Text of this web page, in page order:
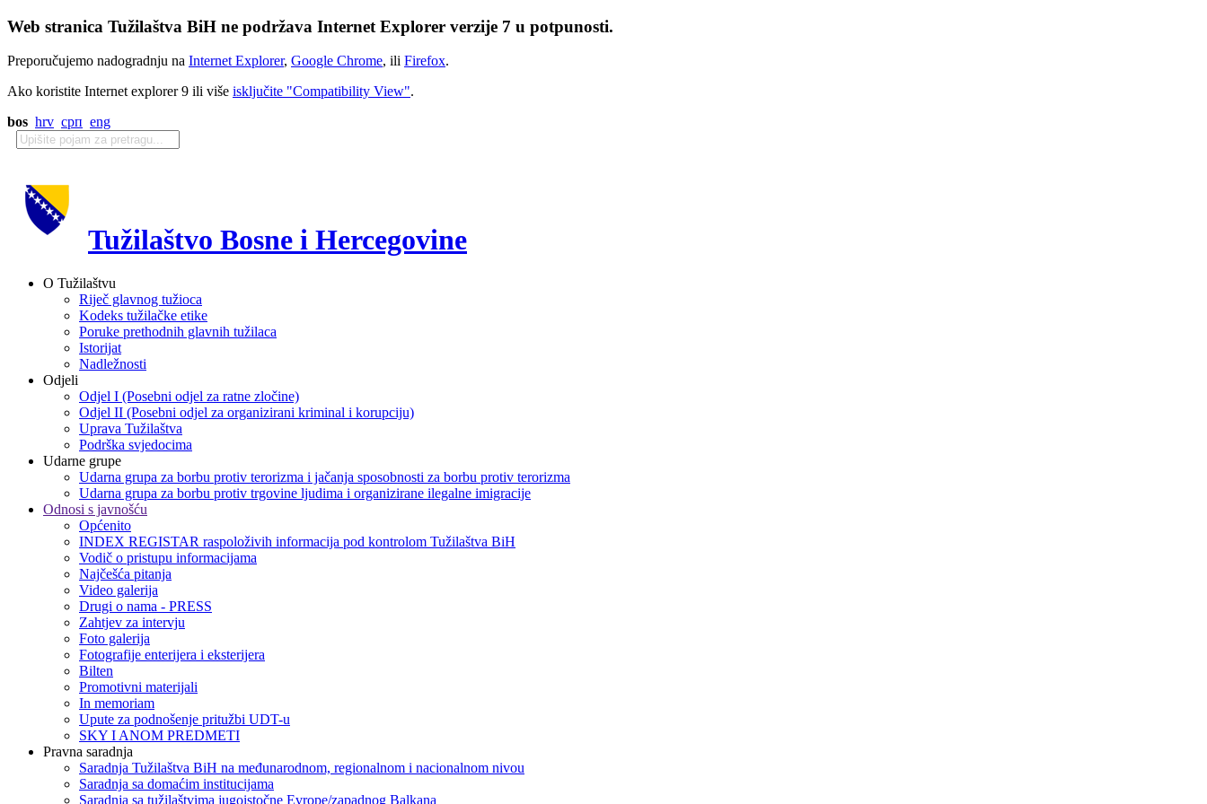
Web stranica Tužilaštva BiH ne podržava Internet Explorer verzije 7 u potpunosti.
Preporučujemo nadogradnju na Internet Explorer, Google Chrome, ili Firefox.
Ako koristite Internet explorer 9 ili više isključite "Compatibility View".
bos hrv срп eng
Tužilaštvo Bosne i Hercegovine
O Tužilaštvu
Riječ glavnog tužioca
Kodeks tužilačke etike
Poruke prethodnih glavnih tužilaca
Istorijat
Nadležnosti
Odjeli
Odjel I (Posebni odjel za ratne zločine)
Odjel II (Posebni odjel za organizirani kriminal i korupciju)
Uprava Tužilaštva
Podrška svjedocima
Udarne grupe
Udarna grupa za borbu protiv terorizma i jačanja sposobnosti za borbu protiv terorizma
Udarna grupa za borbu protiv trgovine ljudima i organizirane ilegalne imigracije
Odnosi s javnošću
Općenito
INDEX REGISTAR raspoloživih informacija pod kontrolom Tužilaštva BiH
Vodič o pristupu informacijama
Najčešća pitanja
Video galerija
Drugi o nama - PRESS
Zahtjev za intervju
Foto galerija
Fotografije enterijera i eksterijera
Bilten
Promotivni materijali
In memoriam
Upute za podnošenje pritužbi UDT-u
SKY I ANOM PREDMETI
Pravna saradnja
Saradnja Tužilaštva BiH na međunarodnom, regionalnom i nacionalnom nivou
Saradnja sa domaćim institucijama
Saradnja sa tužilaštvima jugoistočne Evrope/zapadnog Balkana